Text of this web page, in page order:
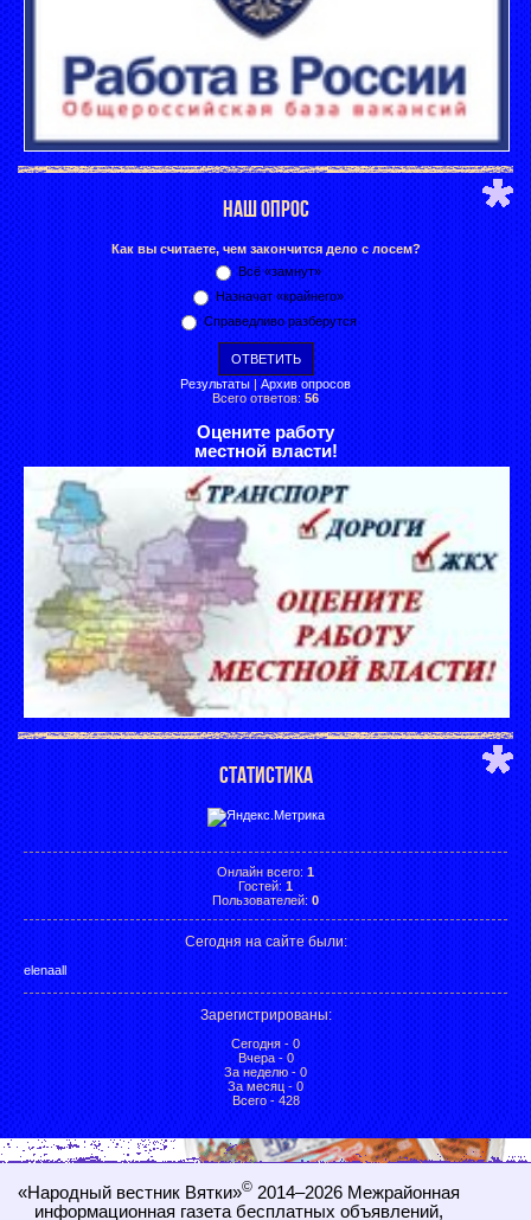
НАШ ОПРОС
Как вы считаете, чем закончится дело с лосем?
Всё «замнут»
Назначат «крайнего»
Справедливо разберутся
Результаты | Архив опросов
Всего ответов: 56
Оцените работу
местной власти!
СТАТИСТИКА
Онлайн всего: 1
Гостей: 1
Пользователей: 0
Сегодня на сайте были:
elenaall
Зарегистрированы:
Сегодня - 0
Вчера - 0
За неделю - 0
За месяц - 0
Всего - 428
«Народный вестник Вятки»©2014–2026 Межрайонная
информационная газета бесплатных объявлений,